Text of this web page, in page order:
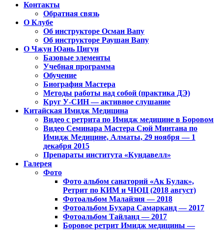
Клуб Чжун Юань Цигун в городах
Алматы, Астана, Павлодар,
Петропавловск, Экибастуз, Бишкек…
Контакты
Обратная связь
О Клубе
Об инструкторе Осман Вапу
Об инструкторе Раушан Вапу
О Чжун Юань Цигун
Базовые элементы
Учебная программа
Обучение
Биография Мастера
Методы работы над собой (практика ДЭ)
Круг У-СИН — активное слушание
Китайская Имидж Медицина
Видео с ретрита по Имидж медицине в Боровом
Видео Семинара Мастера Сюй Минтана по
Имидж Медицине, Алматы, 29 ноября — 1
декабря 2015
Препараты института «Кундавелл»
Галерея
Фото
Фото альбом санаторий «Ак Булак»,
Ретрит по КИМ и ЧЮЦ (2018 август)
Фотоальбом Малайзия — 2018
Фотоальбом Бухара Самарканд — 2017
Фотоальбом Тайланд — 2017
Боровое ретрит Имидж медицины —